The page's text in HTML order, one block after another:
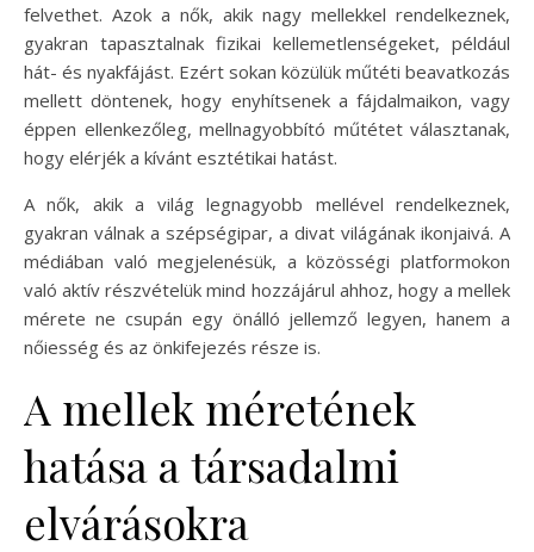
felvethet. Azok a nők, akik nagy mellekkel rendelkeznek,
gyakran tapasztalnak fizikai kellemetlenségeket, például
hát- és nyakfájást. Ezért sokan közülük műtéti beavatkozás
mellett döntenek, hogy enyhítsenek a fájdalmaikon, vagy
éppen ellenkezőleg, mellnagyobbító műtétet választanak,
hogy elérjék a kívánt esztétikai hatást.
A nők, akik a világ legnagyobb mellével rendelkeznek,
gyakran válnak a szépségipar, a divat világának ikonjaivá. A
médiában való megjelenésük, a közösségi platformokon
való aktív részvételük mind hozzájárul ahhoz, hogy a mellek
mérete ne csupán egy önálló jellemző legyen, hanem a
nőiesség és az önkifejezés része is.
A mellek méretének
hatása a társadalmi
elvárásokra